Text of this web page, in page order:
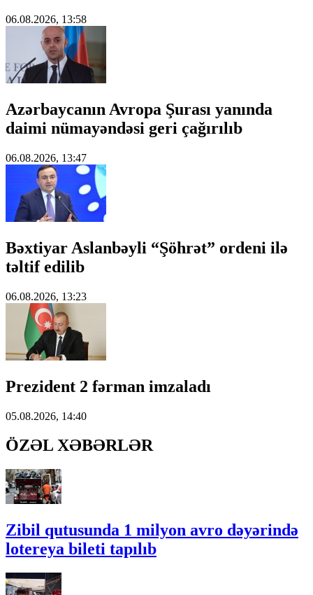
06.08.2026, 13:58
Azərbaycanın Avropa Şurası yanında
daimi nümayəndəsi geri çağırılıb
06.08.2026, 13:47
Bəxtiyar Aslanbəyli “Şöhrət” ordeni ilə
təltif edilib
06.08.2026, 13:23
Prezident 2 fərman imzaladı
05.08.2026, 14:40
ÖZƏL XƏBƏRLƏR
Zibil qutusunda 1 milyon avro dəyərində
lotereya bileti tapılıb